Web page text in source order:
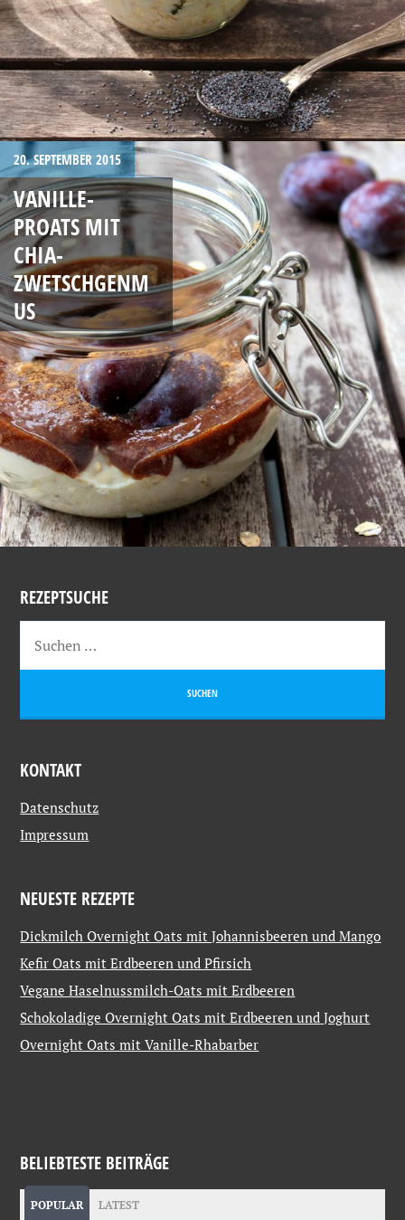
20. SEPTEMBER 2015
VANILLE-
PROATS MIT
CHIA-
ZWETSCHGENM
US
REZEPTSUCHE
KONTAKT
Datenschutz
Impressum
NEUESTE REZEPTE
Dickmilch Overnight Oats mit Johannisbeeren und Mango
Kefir Oats mit Erdbeeren und Pfirsich
Vegane Haselnussmilch-Oats mit Erdbeeren
Schokoladige Overnight Oats mit Erdbeeren und Joghurt
Overnight Oats mit Vanille-Rhabarber
BELIEBTESTE BEITRÄGE
POPULAR LATEST